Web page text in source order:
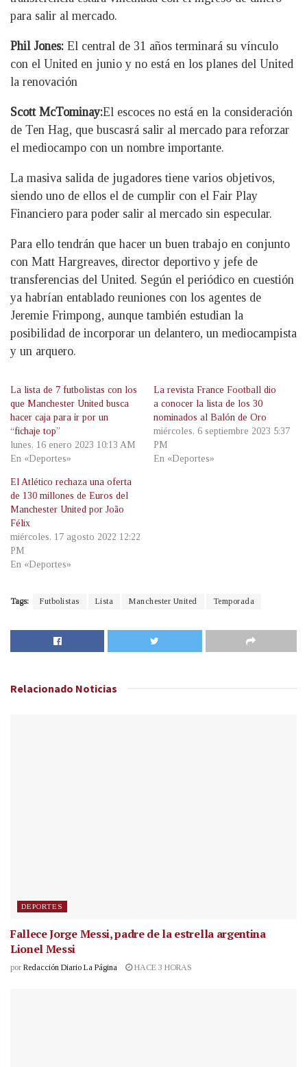
para salir al mercado.
Phil Jones: El central de 31 años terminará su vínculo
con el United en junio y no está en los planes del United
la renovación
Scott McTominay:El escoces no está en la consideración
de Ten Hag, que buscasrá salir al mercado para reforzar
el mediocampo con un nombre importante.
La masiva salida de jugadores tiene varios objetivos,
siendo uno de ellos el de cumplir con el Fair Play
Financiero para poder salir al mercado sin especular.
Para ello tendrán que hacer un buen trabajo en conjunto
con Matt Hargreaves, director deportivo y jefe de
transferencias del United. Según el periódico en cuestión
ya habrían entablado reuniones con los agentes de
Jeremie Frimpong, aunque también estudian la
posibilidad de incorporar un delantero, un mediocampista
y un arquero.
La lista de 7 futbolistas con los
que Manchester United busca
hacer caja para ir por un
“fichaje top”
lunes, 16 enero 2023 10:13 AM
En «Deportes»
La revista France Football dio
a conocer la lista de los 30
nominados al Balón de Oro
miércoles, 6 septiembre 2023 5:37
PM
En «Deportes»
El Atlético rechaza una oferta
de 130 millones de Euros del
Manchester United por João
Félix
miércoles, 17 agosto 2022 12:22
PM
En «Deportes»
Tags: Futbolistas Lista Manchester United Temporada
Relacionado Noticias
DEPORTES
Fallece Jorge Messi, padre de la estrella argentina
Lionel Messi
por Redacción Diario La Página HACE 3 HORAS